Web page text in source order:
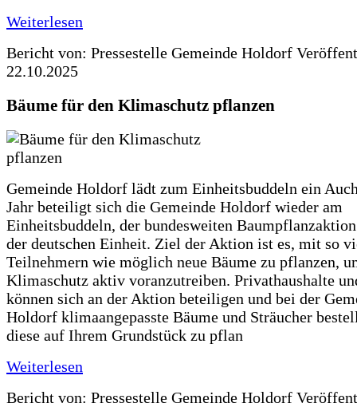
Weiterlesen
Bericht von: Pressestelle Gemeinde Holdorf
22.10.2025
Bäume für den Klimaschutz pflanzen
Gemeinde Holdorf lädt zum Einheitsbuddeln ein
Jahr beteiligt sich die Gemeinde Holdorf wieder am
Einheitsbuddeln, der bundesweiten
der deutschen Einheit. Ziel der Aktion ist es, mit so
Teilnehmern wie möglich neue Bäume zu pflanzen,
Klimaschutz aktiv voranzutreiben. Privathaushalte
können sich an der Aktion beteiligen und bei der
Holdorf klimaangepasste Bäume und Sträucher
diese auf Ihrem Grundstück zu pflan
Weiterlesen
Bericht von: Pressestelle Gemeinde Holdorf